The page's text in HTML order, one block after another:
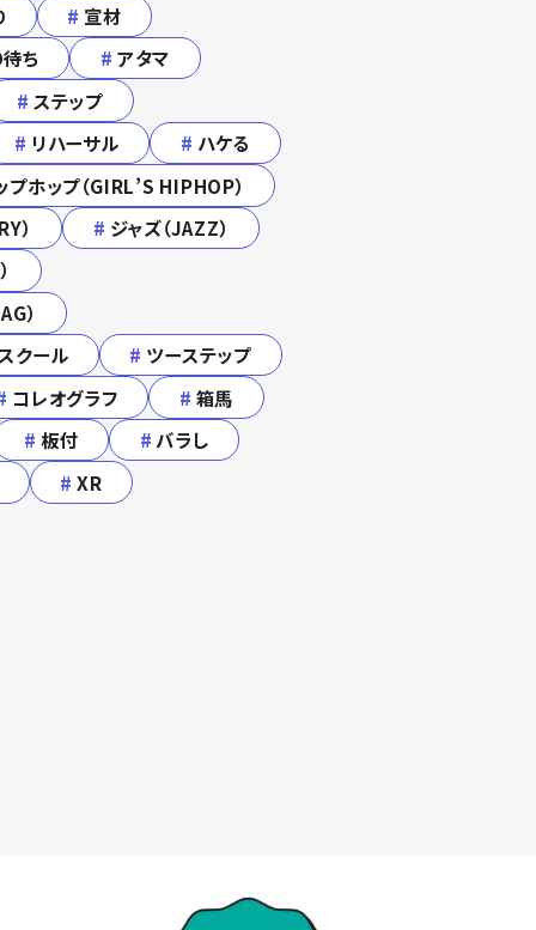
# 宣材
ち
# アタマ
# ステップ
# リハーサル # ハケる
プホップ（GIRL’S HIPHOP）
）
# ジャズ（JAZZ）
）
クール
# ツーステップ
コレオグラフ # 箱馬
# 板付 # バラし
# XR